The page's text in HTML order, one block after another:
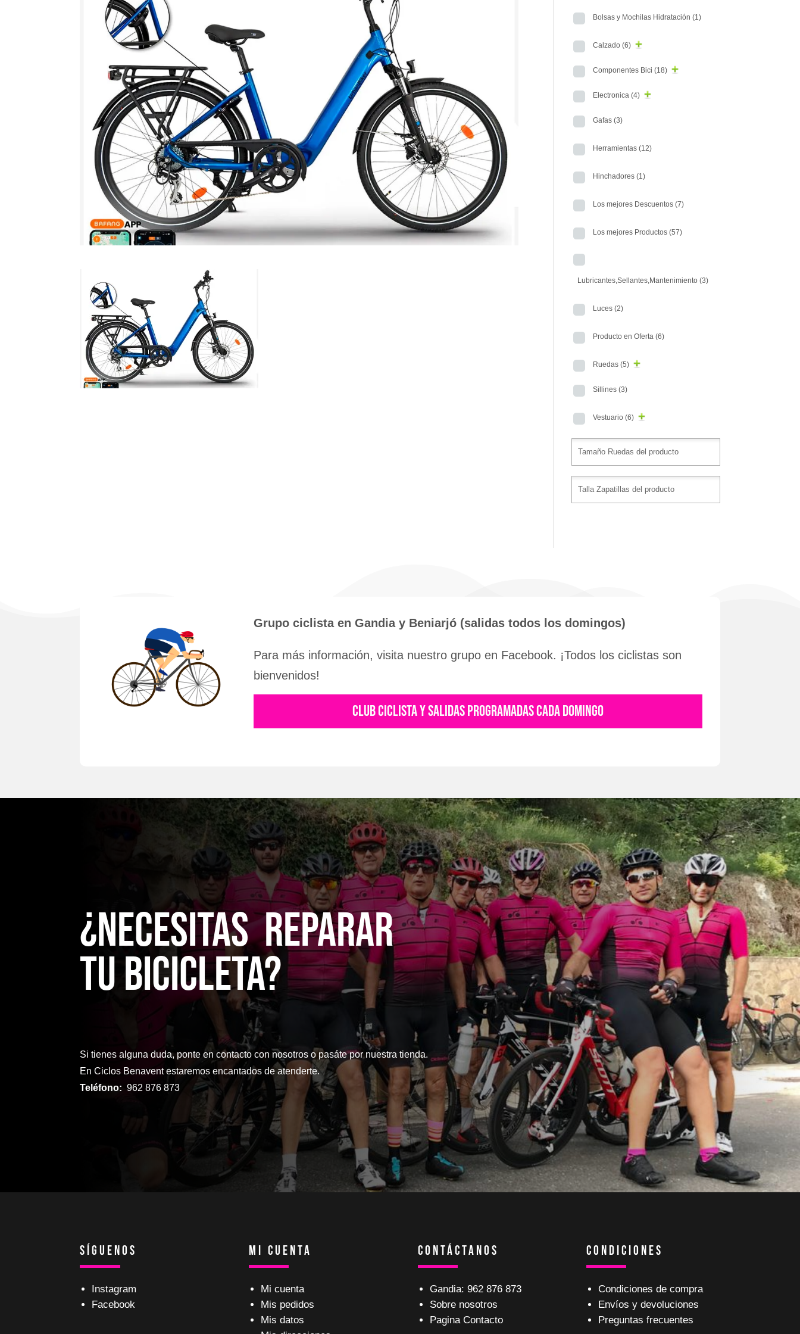
Bolsas y Mochilas Hidratación (1)
Calzado (6)
Componentes Bici (18)
Electronica (4)
Gafas (3)
Herramientas (12)
Hinchadores (1)
Los mejores Descuentos (7)
Los mejores Productos (57)
Lubricantes,Sellantes,Mantenimiento (3)
Luces (2)
Producto en Oferta (6)
Ruedas (5)
Sillines (3)
Vestuario (6)
Grupo ciclista en Gandia y Beniarjó (salidas todos los domingos)
Para más información, visita nuestro grupo en Facebook. ¡Todos los ciclistas son
bienvenidos!
CLUB CICLISTA Y SALIDAS PROGRAMADAS CADA DOMINGO
¿NecesitaS reparaR
TU bicicleta?
Si tienes alguna duda, ponte en contacto con nosotros o pasáte por nuestra tienda.
En Ciclos Benavent estaremos encantados de atenderte.
Teléfono: 962 876 873
Síguenos
Instagram
Facebook
Mi Cuenta
Mi cuenta
Mis pedidos
Mis datos
Contáctanos
Gandia: 962 876 873
Sobre nosotros
Pagina Contacto
Condiciones
Condiciones de compra
Envíos y devoluciones
Preguntas frecuentes